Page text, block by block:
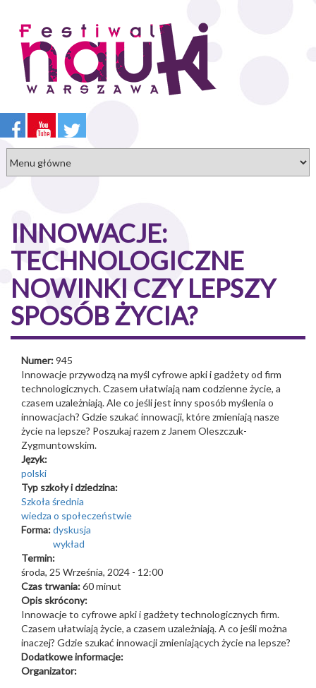
treści
INNOWACJE:
TECHNOLOGICZNE
NOWINKI CZY LEPSZY
SPOSÓB ŻYCIA?
Numer:945
Innowacje przywodzą na myśl cyfrowe apki i gadżety od firm
technologicznych. Czasem ułatwiają nam codzienne życie, a
czasem uzależniają. Ale co jeśli jest inny sposób myślenia o
innowacjach? Gdzie szukać innowacji, które zmieniają nasze
życie na lepsze? Poszukaj razem z Janem Oleszczuk-
Zygmuntowskim.
Język:
polski
Typ szkoły i dziedzina:
Szkoła średnia
wiedza o społeczeństwie
Forma:dyskusja
wykład
Termin:
środa, 25 Września, 2024 - 12:00
Czas trwania:60 minut
Opis skrócony:
Innowacje to cyfrowe apki i gadżety technologicznych firm.
Czasem ułatwiają życie, a czasem uzależniają. A co jeśli można
inaczej? Gdzie szukać innowacji zmieniających życie na lepsze?
Dodatkowe informacje:
Organizator: